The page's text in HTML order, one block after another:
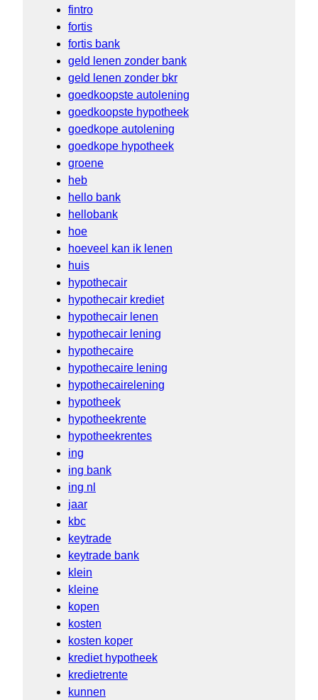
fintro
fortis
fortis bank
geld lenen zonder bank
geld lenen zonder bkr
goedkoopste autolening
goedkoopste hypotheek
goedkope autolening
goedkope hypotheek
groene
heb
hello bank
hellobank
hoe
hoeveel kan ik lenen
huis
hypothecair
hypothecair krediet
hypothecair lenen
hypothecair lening
hypothecaire
hypothecaire lening
hypothecairelening
hypotheek
hypotheekrente
hypotheekrentes
ing
ing bank
ing nl
jaar
kbc
keytrade
keytrade bank
klein
kleine
kopen
kosten
kosten koper
krediet hypotheek
kredietrente
kunnen